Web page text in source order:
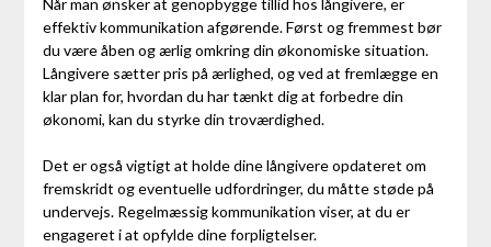
effektiv kommunikation afgørende. Først og fremmest bør
du være åben og ærlig omkring din økonomiske situation.
Långivere sætter pris på ærlighed, og ved at fremlægge en
klar plan for, hvordan du har tænkt dig at forbedre din
økonomi, kan du styrke din troværdighed.
Det er også vigtigt at holde dine långivere opdateret om
fremskridt og eventuelle udfordringer, du måtte støde på
undervejs. Regelmæssig kommunikation viser, at du er
engageret i at opfylde dine forpligtelser.